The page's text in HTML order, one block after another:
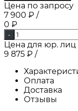
Цена по запросу
7 900 ₽ /
0 ₽
-
Цена для юр. лиц
9 875 ₽ /
Оплата
Доставка
Отзывы